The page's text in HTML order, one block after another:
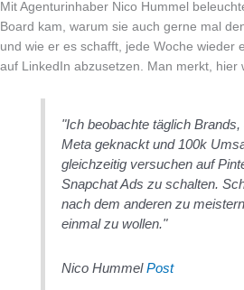
Mit Agenturinhaber Nico Hummel
Board kam, warum sie auch gerne mal
und wie er es schafft, jede Woche wieder
auf LinkedIn abzusetzen. Man merkt, hier
"Ich beobachte täglich
Meta geknackt und 100k
gleichzeitig versuchen auf
Snapchat Ads zu schalten.
nach dem anderen zu
einmal zu wollen."
Nico Hummel Post